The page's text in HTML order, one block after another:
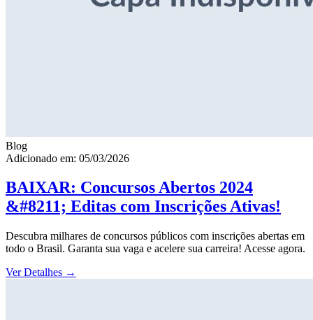
Blog
Adicionado em: 05/03/2026
BAIXAR: Concursos Abertos 2024
&#8211; Editas com Inscrições Ativas!
Descubra milhares de concursos públicos com inscrições abertas em
todo o Brasil. Garanta sua vaga e acelere sua carreira! Acesse agora.
Ver Detalhes →